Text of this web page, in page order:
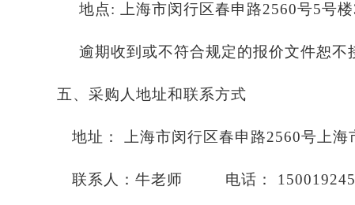
地点: 上海市闵行区春申路2560号5号
逾期收到或不符合规定的报价文件恕不
五、采购人地址和联系方式
地址： 上海市闵行区春申路2560号上海
联系人：牛老师 电话：